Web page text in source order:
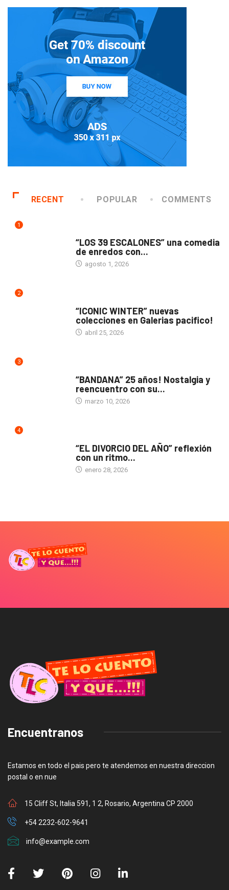
RECENT POPULAR COMMENTS
1
“LOS 39 ESCALONES” una comedia
de enredos con...
agosto 1, 2026
2
“ICONIC WINTER” nuevas
colecciones en Galerias pacifico!
abril 25, 2026
3
“BANDANA” 25 años! Nostalgia y
reencuentro con su...
marzo 10, 2026
4
“EL DIVORCIO DEL AÑO” reflexión
con un ritmo...
enero 28, 2026
Encuentranos
Estamos en todo el pais pero te atendemos en nuestra direccion
postal o en nue
15 Cliff St, Italia 591, 1 2, Rosario, Argentina CP 2000
+54 2232-602-9641
info@example.com